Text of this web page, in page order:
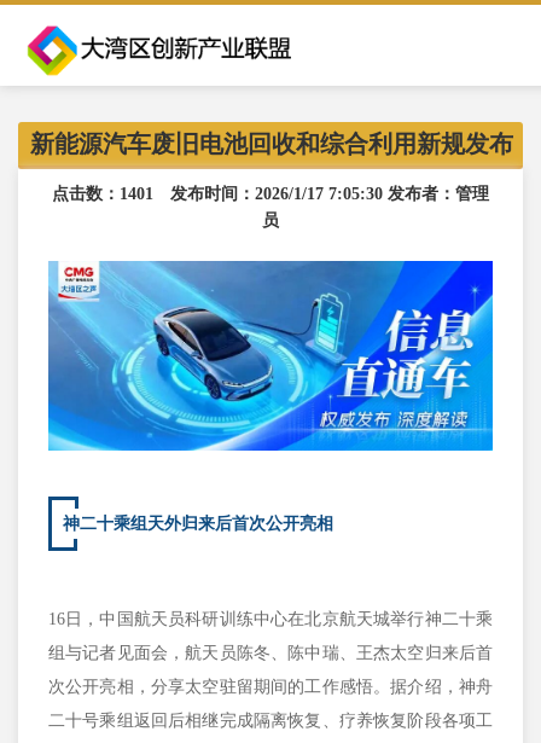
新能源汽车废旧电池回收和综合利用新规发布
点击数：1401 发布时间：2026/1/17 7:05:30 发布者：管理
员
神二十乘组天外归来后首次公开亮相
16日，中国航天员科研训练中心在北京航天城举行神二十乘
组与记者见面会，航天员陈冬、陈中瑞、王杰太空归来后首
次公开亮相，分享太空驻留期间的工作感悟。据介绍，神舟
二十号乘组返回后相继完成隔离恢复、疗养恢复阶段各项工